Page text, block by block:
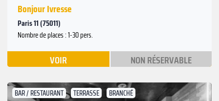
Bonjour Ivresse
Paris 11 (75011)
Nombre de places : 1-30 pers.
VOIR NON RÉSERVABLE
BAR / RESTAURANT TERRASSE BRANCHÉ